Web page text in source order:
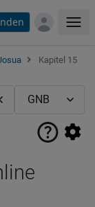
Kapitel 15